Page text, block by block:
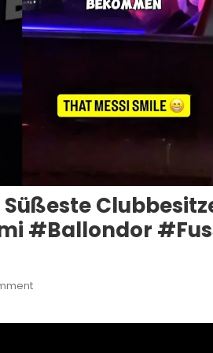
Süßeste
#ballondor
On
Messi